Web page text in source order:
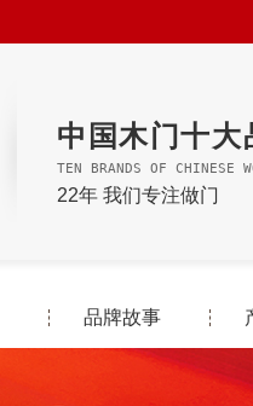
中国木门十大
TEN BRANDS OF CHINESE
22年 我们专注做门
品牌故事